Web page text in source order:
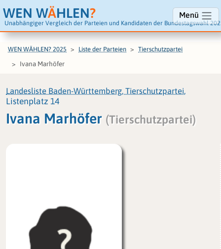
WEN WÄHLEN?
Unabhängiger Vergleich der Parteien und Kandidaten der Bundestagswahl
Menü
WEN WÄHLEN? 2025 Liste der Parteien Tierschutzpartei
Ivana Marhöfer
Landesliste Baden-Württemberg, Tierschutzpartei,
Listenplatz 14
Ivana Marhöfer (Tierschutzpartei)